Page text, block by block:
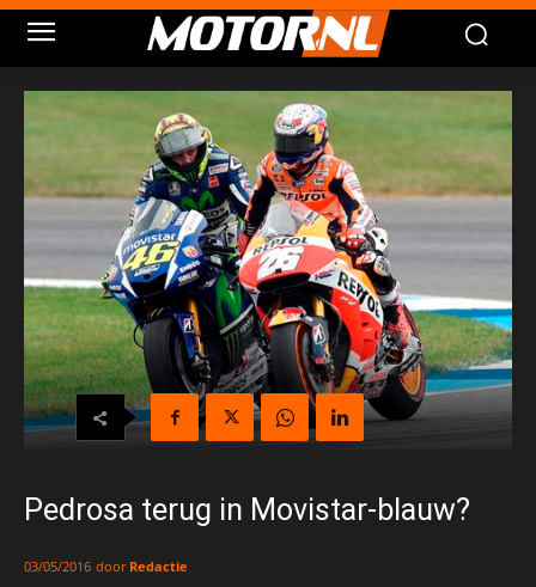
Pedrosa terug in Movistar-blauw?
03/05/2016 door Redactie